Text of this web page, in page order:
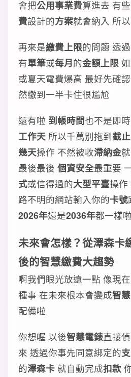
會把公用事業費算進去 有
費設計的方案就會納入 所
再來是繳費上限的問題 透
有單筆或每月的金額上限
或夏天電費爆高 最好先確
然繳到一半卡住很尷尬
還有啦 到帳時間也不是即
工作天 所以千萬別拖到截
幾天操作 不然被收滯納金
最後最後 個資安全最重要
式或信得過的大型平臺操作
路不明的網站輸入你的卡號
2026年還是2036年都一樣啦
未來會怎樣？從澤森卡
後的智慧繳費大趨勢
啊我們眼光放遠一點 像現
種事 在未來根本會變成智
配備啦
你想喔 以後智慧電錶直接
來 透過你事先同意綁定的
的澤森卡 就自動完成扣款